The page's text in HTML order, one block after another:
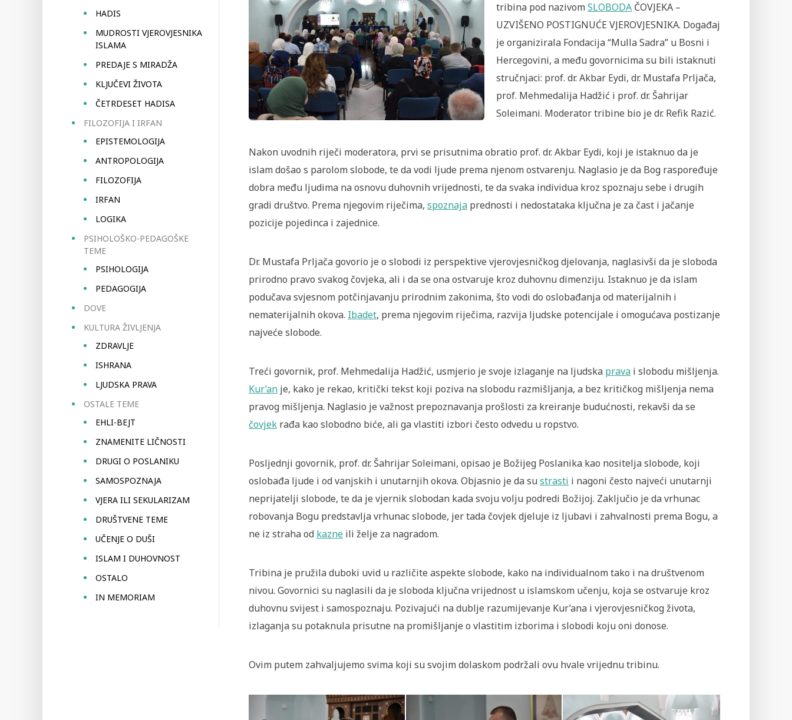
HADIS
MUDROSTI VJEROVJESNIKA
ISLAMA
PREDAJE S MIRADŽA
KLJUČEVI ŽIVOTA
ČETRDESET HADISA
FILOZOFIJA I IRFAN
EPISTEMOLOGIJA
ANTROPOLOGIJA
FILOZOFIJA
IRFAN
LOGIKA
PSIHOLOŠKO-PEDAGOŠKE
TEME
PSIHOLOGIJA
PEDAGOGIJA
DOVE
KULTURA ŽIVLJENJA
ZDRAVLJE
ISHRANA
LJUDSKA PRAVA
OSTALE TEME
EHLI-BEJT
ZNAMENITE LIČNOSTI
DRUGI O POSLANIKU
SAMOSPOZNAJA
VJERA ILI SEKULARIZAM
DRUŠTVENE TEME
UČENJE O DUŠI
ISLAM I DUHOVNOST
OSTALO
IN MEMORIAM
tribina pod nazivomSLOBODA ČOVJEKA –
UZVIŠENO POSTIGNUĆE VJEROVJESNIKA. Događaj
je organizirala Fondacija “Mulla Sadra” u Bosni i
Hercegovini, a među govornicima su bili istaknuti
stručnjaci: prof. dr. Akbar Eydi, dr. Mustafa Prljača,
prof. Mehmedalija Hadžić i prof. dr. Šahrijar
Soleimani. Moderator tribine bio je dr. Refik Razić.
Nakon uvodnih riječi moderatora, prvi se prisutnima obratio prof. dr. Akbar Eydi, koji je istaknuo da je
islam došao s parolom slobode, te da vodi ljude prema njenom ostvarenju. Naglasio je da Bog raspoređuje
dobra među ljudima na osnovu duhovnih vrijednosti, te da svaka individua kroz spoznaju sebe i drugih
gradi društvo. Prema njegovim riječima, spoznaja prednosti i nedostataka ključna je za čast i jačanje
pozicije pojedinca i zajednice.
Dr. Mustafa Prljača govorio je o slobodi iz perspektive vjerovjesničkog djelovanja, naglasivši da je sloboda
prirodno pravo svakog čovjeka, ali i da se ona ostvaruje kroz duhovnu dimenziju. Istaknuo je da islam
podučava svjesnom potčinjavanju prirodnim zakonima, što vodi do oslobađanja od materijalnih i
nematerijalnih okova. Ibadet, prema njegovim riječima, razvija ljudske potencijale i omogućava postizanje
najveće slobode.
Treći govornik, prof. Mehmedalija Hadžić, usmjerio je svoje izlaganje na ljudska prava i slobodu mišljenja.
Kur’an je, kako je rekao, kritički tekst koji poziva na slobodu razmišljanja, a bez kritičkog mišljenja nema
pravog mišljenja. Naglasio je važnost prepoznavanja prošlosti za kreiranje budućnosti, rekavši da se
čovjek rađa kao slobodno biće, ali ga vlastiti izbori često odvedu u ropstvo.
Posljednji govornik, prof. dr. Šahrijar Soleimani, opisao je Božijeg Poslanika kao nositelja slobode, koji
oslobađa ljude i od vanjskih i unutarnjih okova. Objasnio je da sustrasti i nagoni često najveći unutarnji
neprijatelji slobode, te da je vjernik slobodan kada svoju volju podredi Božijoj. Zaključio je da vrhunac
robovanja Bogu predstavlja vrhunac slobode, jer tada čovjek djeluje iz ljubavi i zahvalnosti prema Bogu, a
ne iz straha od kazne ili želje za nagradom.
Tribina je pružila duboki uvid u različite aspekte slobode, kako na individualnom tako i na društvenom
nivou. Govornici su naglasili da je sloboda ključna vrijednost u islamskom učenju, koja se ostvaruje kroz
duhovnu svijest i samospoznaju. Pozivajući na dublje razumijevanje Kur’ana i vjerovjesničkog života,
izlaganja su potaknula prisutne na promišljanje o vlastitim izborima i slobodi koju oni donose.
Ovim putem zahvaljujemo svima koji su svojim dolaskom podržali ovu hvale vrijednu tribinu.